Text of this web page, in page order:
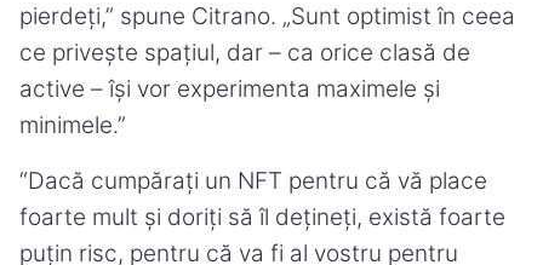
pierdeți,” spune Citrano. „Sunt optimist în ceea
ce privește spațiul, dar – ca orice clasă de
active – își vor experimenta maximele și
minimele.”
“Dacă cumpărați un NFT pentru că vă place
foarte mult și doriți să îl dețineți, există foarte
puțin risc, pentru că va fi al vostru pentru